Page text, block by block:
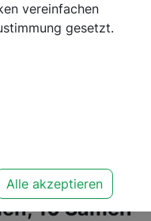
Buds
10 Samen
vereinfachen
gesetzt.
Alle akzeptieren